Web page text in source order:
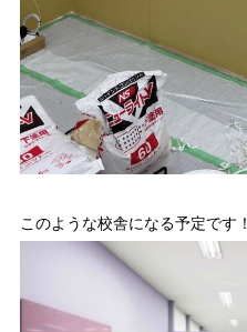
このような校舎になる予定です！